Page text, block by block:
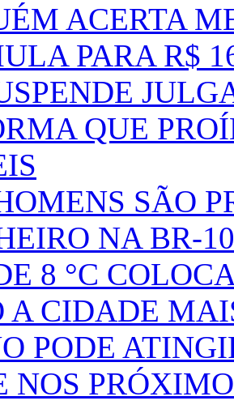
ACERTA
PARA R$
QUE
SÃO
NA BR-
8 °C
A CIDADE
PODE
NOS